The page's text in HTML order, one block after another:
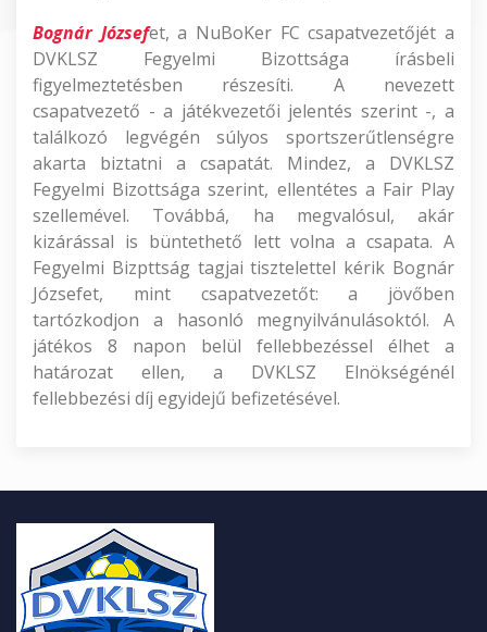
Bognár Józsefet, a NuBoKer FC csapatvezetőjét a
DVKLSZ Fegyelmi Bizottsága írásbeli
figyelmeztetésben részesíti. A nevezett
csapatvezető - a játékvezetői jelentés szerint -, a
találkozó legvégén súlyos sportszerűtlenségre
akarta biztatni a csapatát. Mindez, a DVKLSZ
Fegyelmi Bizottsága szerint, ellentétes a Fair Play
szellemével. Továbbá, ha megvalósul, akár
kizárással is büntethető lett volna a csapata. A
Fegyelmi Bizpttság tagjai tisztelettel kérik Bognár
Józsefet, mint csapatvezetőt: a jövőben
tartózkodjon a hasonló megnyilvánulásoktól. A
játékos 8 napon belül fellebbezéssel élhet a
határozat ellen, a DVKLSZ Elnökségénél
fellebbezési díj egyidejű befizetésével.